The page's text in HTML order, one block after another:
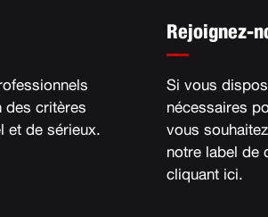
des critères
et de sérieux.
Rejoignez-
Si vous
nécessaires
vous
notre label de
cliquant ici.